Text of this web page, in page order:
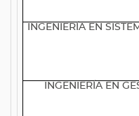
INGENIERÍA EN
INGENIERÍA EN